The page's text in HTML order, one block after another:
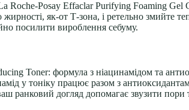
Roche-Posay Effaclar Purifying Foaming Gel
жирності, як-от Т-зона, і ретельно змийте
посилити вироблення себуму.
Toner: формула з ніацинамідом та
у тоніку працює разом з
ранковий догляд допомагає звузити